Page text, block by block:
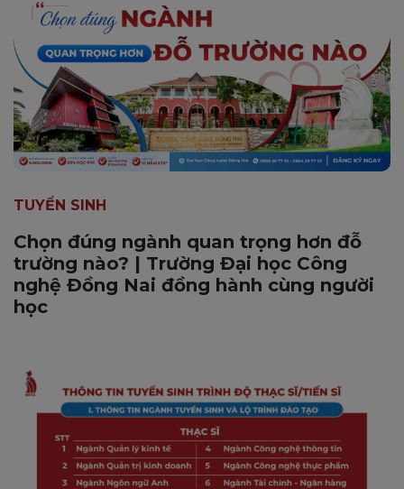
TUYỂN SINH
Chọn đúng ngành quan trọng hơn đỗ
trường nào? | Trường Đại học Công
nghệ Đồng Nai đồng hành cùng người
học